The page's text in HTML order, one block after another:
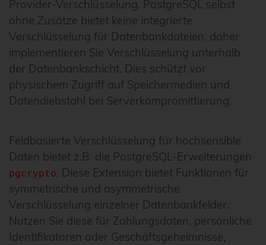
Provider-Verschlüsselung. PostgreSQL selbst
ohne Zusätze bietet keine integrierte
Verschlüsselung für Datenbankdateien, daher
implementieren Sie Verschlüsselung unterhalb
der Datenbankschicht. Dies schützt vor
physischem Zugriff auf Speichermedien und
Datendiebstahl bei Serverkompromittierung.
Feldbasierte Verschlüsselung für hochsensible
Daten bietet z.B. die PostgreSQL-Erweiterungen
pgcrypto. Diese Extension bietet Funktionen für
symmetrische und asymmetrische
Verschlüsselung einzelner Datenbankfelder.
Nutzen Sie diese für Zahlungsdaten, persönliche
Identifikatoren oder Geschäftsgeheimnisse,